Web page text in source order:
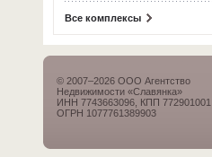
Все комплексы
© 2007–2026 ООО Агентство
Недвижимости «Славянка»
ИНН 7743663096, КПП 772901001
ОГРН 1077761389903